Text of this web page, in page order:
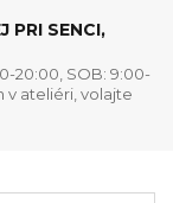
SENCI,
20:00, SOB: 9:00-
v ateliéri, volajte